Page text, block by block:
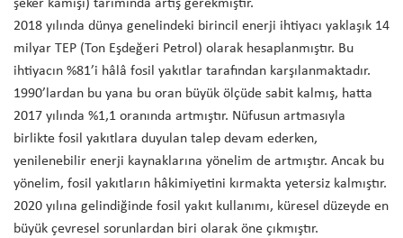
şeker kamışı) tarımında artış gerekmiştir.
2018 yılında dünya genelindeki birincil enerji ihtiyacı yaklaşık 14
milyar TEP (Ton Eşdeğeri Petrol) olarak hesaplanmıştır. Bu
ihtiyacın %81’i hâlâ fosil yakıtlar tarafından karşılanmaktadır.
1990’lardan bu yana bu oran büyük ölçüde sabit kalmış, hatta
2017 yılında %1,1 oranında artmıştır. Nüfusun artmasıyla
birlikte fosil yakıtlara duyulan talep devam ederken,
yenilenebilir enerji kaynaklarına yönelim de artmıştır. Ancak bu
yönelim, fosil yakıtların hâkimiyetini kırmakta yetersiz kalmıştır.
2020 yılına gelindiğinde fosil yakıt kullanımı, küresel düzeyde en
büyük çevresel sorunlardan biri olarak öne çıkmıştır.